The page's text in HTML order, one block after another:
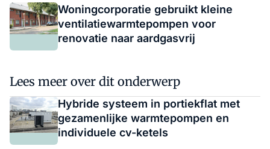
Woningcorporatie gebruikt kleine
ventilatiewarmtepompen voor
renovatie naar aardgasvrij
Lees meer over dit onderwerp
Hybride systeem in portiekflat met
gezamenlijke warmtepompen en
individuele cv-ketels